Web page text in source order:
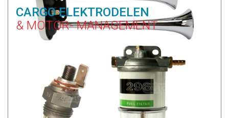
CARGO ELEKTRODELEN
& MOTOR- MANAGEMENT